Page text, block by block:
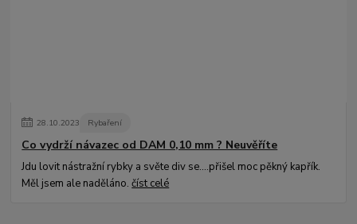
28.10.2023 Rybaření
Co vydrží návazec od DAM 0,10 mm ? Neuvěříte
Jdu lovit nástražní rybky a světe div se....přišel moc pěkný kapřík.
Měl jsem ale naděláno.číst celé